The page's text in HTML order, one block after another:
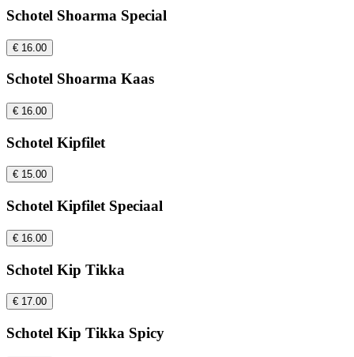
Schotel Shoarma Special
€ 16.00
Schotel Shoarma Kaas
€ 16.00
Schotel Kipfilet
€ 15.00
Schotel Kipfilet Speciaal
€ 16.00
Schotel Kip Tikka
€ 17.00
Schotel Kip Tikka Spicy